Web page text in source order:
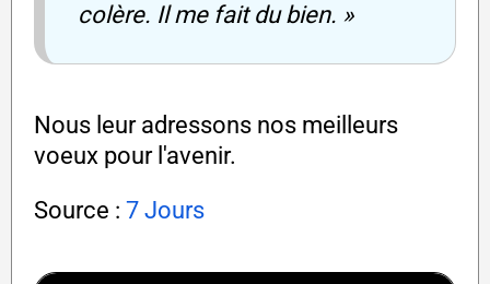
colère. Il me fait du bien. »
Nous leur adressons nos meilleurs
voeux pour l'avenir.
Source : 7 Jours